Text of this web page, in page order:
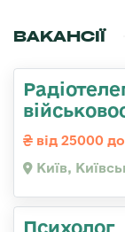
ВАКАНСІЇ
від 25000
Київ,
Психолог